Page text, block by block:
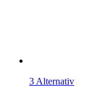
3 Alternativ